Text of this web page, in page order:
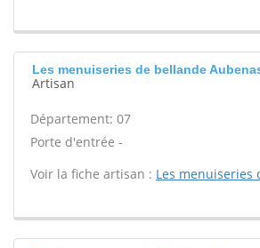
Les menuiseries de bellande
Artisan
Département: 07
Porte d'entrée -
Voir la fiche artisan : Les menuiseries